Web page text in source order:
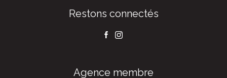
Restons connectés
Agence membre